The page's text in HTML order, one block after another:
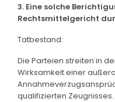
3. Eine solche
Rechtsmittelgericht
Tatbestand:
Die Parteien streiten in
Wirksamkeit einer
qualifizierten Zeugnisses.